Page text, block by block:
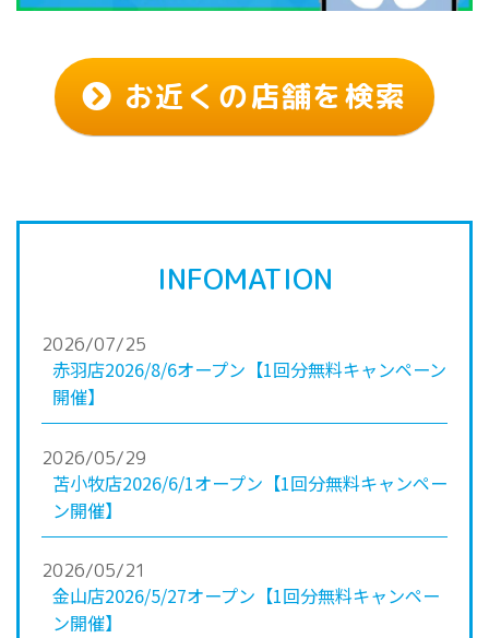
お近くの店舗を検索
INFOMATION
2026/07/25
赤羽店2026/8/6オープン【1回分無料キャンペーン
開催】
2026/05/29
苫小牧店2026/6/1オープン【1回分無料キャンペー
ン開催】
2026/05/21
金山店2026/5/27オープン【1回分無料キャンペー
ン開催】